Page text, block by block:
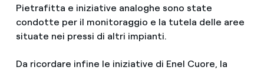
Pietrafitta e iniziative analoghe sono state
condotte per il monitoraggio e la tutela delle aree
situate nei pressi di altri impianti.
Da ricordare infine le iniziative di Enel Cuore, la